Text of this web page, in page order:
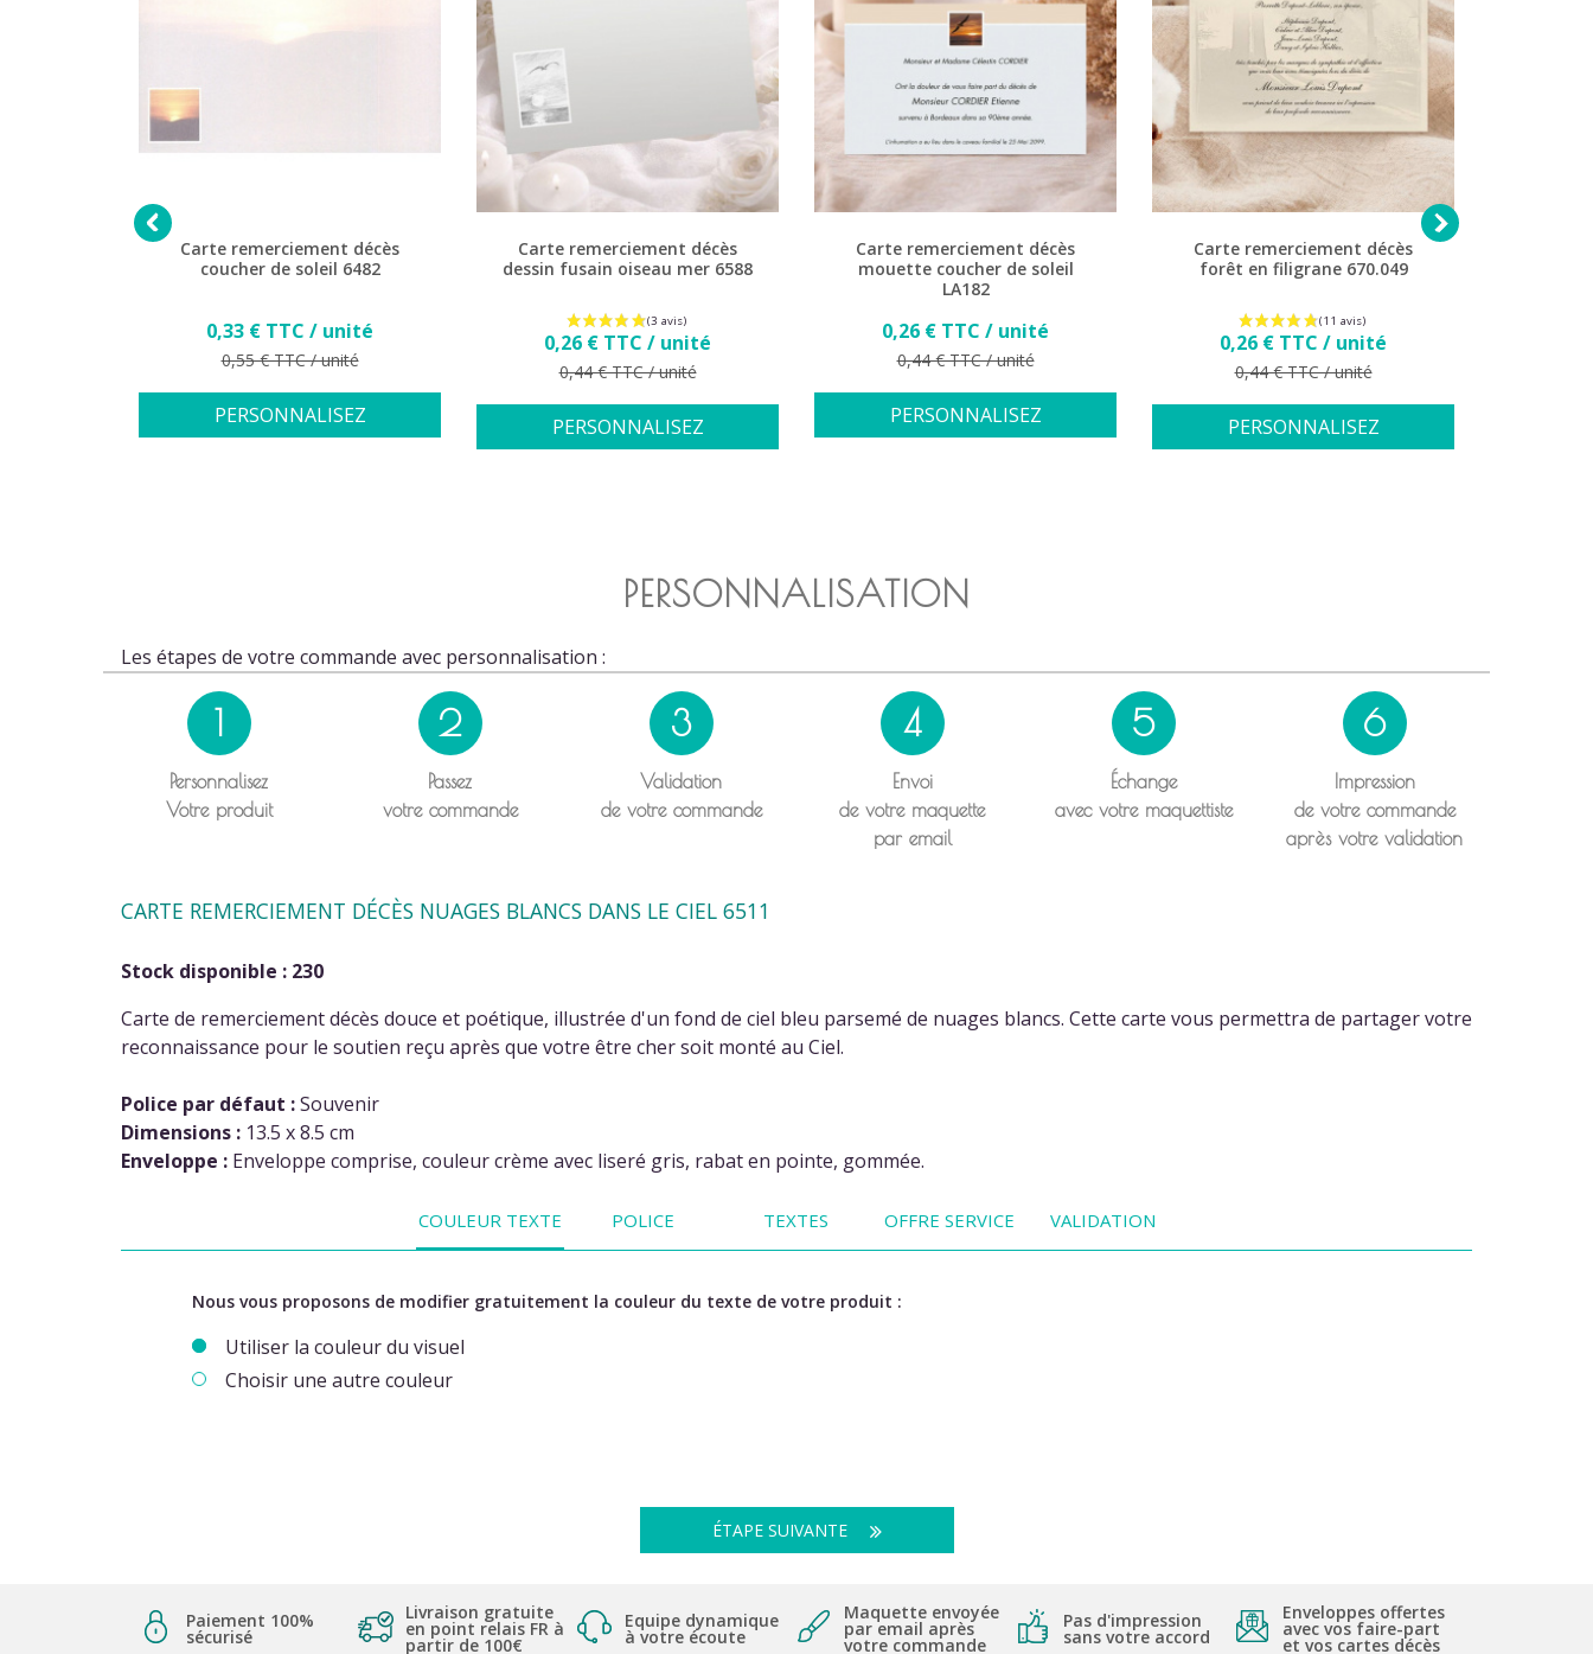

Carte remerciement décès
coucher de soleil 6482
Prix
0,33 € TTC / unité
Prix de base
0,55 € TTC / unité
PERSONNALISEZ
Carte remerciement décès
dessin fusain oiseau mer 6588
Prix
0,26 € TTC / unité
Prix de base
0,44 € TTC / unité
PERSONNALISEZ
Carte remerciement décès
mouette coucher de soleil
LA182
Prix
0,26 € TTC / unité
Prix de base
0,44 € TTC / unité
PERSONNALISEZ
Carte remerciement décès
forêt en filigrane 670.049
Prix
0,26 € TTC / unité
Prix de base
0,44 € TTC / unité
PERSONNALISEZ

PERSONNALISATION
Les étapes de votre commande avec personnalisation :
1
Personnalisez
Votre produit
2
Passez
votre commande
3
Validation
de votre commande
4
Envoi
de votre maquette
par email
5
Échange
avec votre maquettiste
6
Impression
de votre commande
après votre validation
CARTE REMERCIEMENT DÉCÈS NUAGES BLANCS DANS LE CIEL 6511
Stock disponible : 230
Carte de remerciement décès douce et poétique, illustrée d'un fond de ciel bleu parsemé de nuages blancs. Cette carte vous permettra de partager votre
reconnaissance pour le soutien reçu après que votre être cher soit monté au Ciel.
Police par défaut :Souvenir
Dimensions : 13.5 x 8.5 cm
Enveloppe : Enveloppe comprise, couleur crème avec liseré gris, rabat en pointe, gommée.
COULEUR TEXTE POLICE TEXTES OFFRE SERVICE VALIDATION
Nous vous proposons de modifier gratuitement la couleur du texte de votre produit :
Utiliser la couleur du visuel
Choisir une autre couleur
ÉTAPE SUIVANTE
Paiement 100%
sécurisé
Livraison gratuite
en point relais FR à
partir de 100€
Equipe dynamique
à votre écoute
Maquette envoyée
par email après
votre commande
Pas d'impression
sans votre accord
Enveloppes offertes
avec vos faire-part
et vos cartes décès